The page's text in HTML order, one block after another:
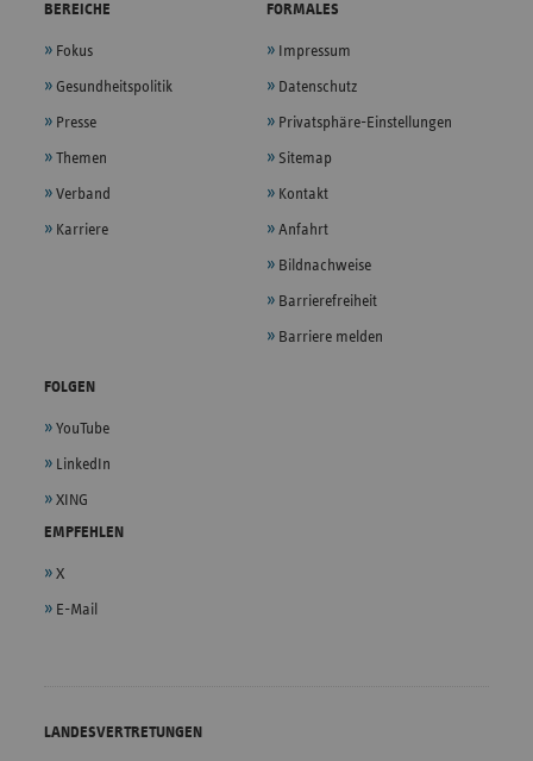
BEREICHE
Fokus
Gesundheitspolitik
Presse
Themen
Verband
Karriere
FORMALES
Impressum
Datenschutz
Privatsphäre-Einstellungen
Sitemap
Kontakt
Anfahrt
Bildnachweise
Barrierefreiheit
Barriere melden
FOLGEN
YouTube
LinkedIn
XING
EMPFEHLEN
X
E-Mail
LANDESVERTRETUNGEN